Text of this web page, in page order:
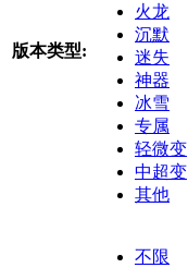
版本类型:
火龙
沉默
迷失
神器
冰雪
专属
轻微变
中超变
其他
不限